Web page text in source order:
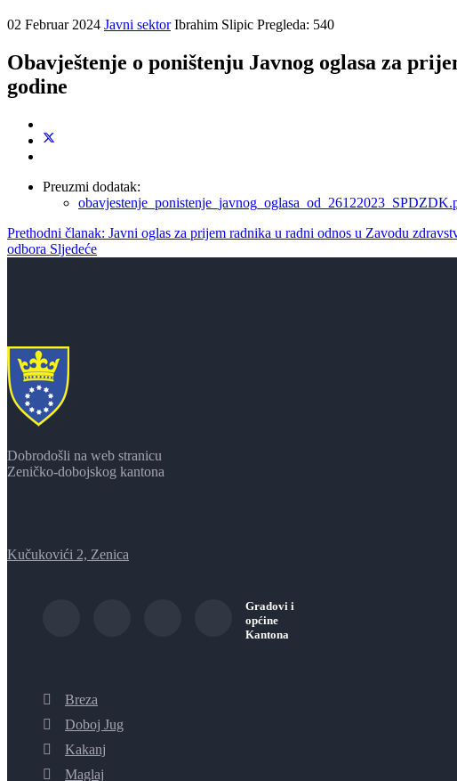
02 Februar 2024 Javni sektor Ibrahim Slipic Pregleda: 540
Obavještenje o poništenju Javnog oglasa za
godine
Preuzmi dodatak:
Prethodni članak: Javni oglas za prijem radnika u radni odnos u Zavodu
odbora Sljedeće
Dobrodošli na web stranicu
Zeničko-dobojskog kantona
Kučukovići 2, Zenica
Gradovi i
općine
Kantona
Breza
Doboj Jug
Kakanj
Maglaj